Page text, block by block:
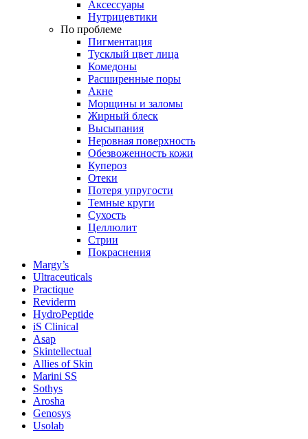
Аксессуары
Нутрицевтики
По проблеме
Пигментация
Тусклый цвет лица
Комедоны
Расширенные поры
Акне
Морщины и заломы
Жирный блеск
Высыпания
Неровная поверхность
Обезвоженность кожи
Купероз
Отеки
Потеря упругости
Темные круги
Сухость
Целлюлит
Стрии
Покраснения
Margy’s
Ultraceuticals
Practique
Reviderm
HydroPeptide
iS Clinical
Asap
Skintellectual
Allies of Skin
Marini SS
Sothys
Arosha
Genosys
Usolab